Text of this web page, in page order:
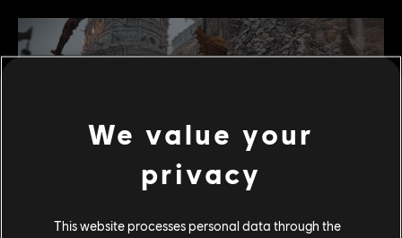
We value your
privacy
This website processes personal data through the